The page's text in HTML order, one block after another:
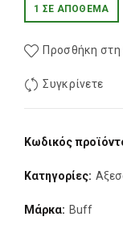
1 ΣΕ ΑΠΌΘΕΜΑ
Προσθήκη στη
Συγκρίνετε
Κωδικός
Κατηγορίες:
Μάρκα: Buff